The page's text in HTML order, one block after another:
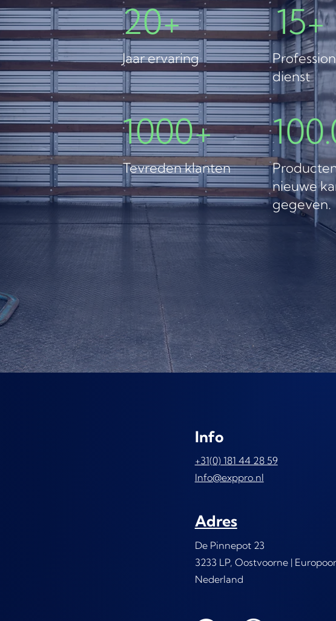
20+
Jaar ervaring
15+
dienst
1000+
Tevreden klanten
nieuwe
gegeven.
Info
+31(0) 181 44 28 59
Info@exppro.nl
Adres
De Pinnepot 23
3233 LP, Oostvoorne |
Nederland